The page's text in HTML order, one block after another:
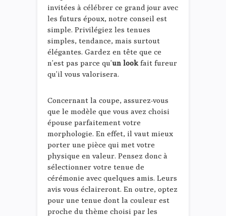
invitées à célébrer ce grand jour avec
les futurs époux, notre conseil est
simple. Privilégiez les tenues
simples, tendance, mais surtout
élégantes. Gardez en tête que ce
n’est pas parce qu’un look fait fureur
qu’il vous valorisera.
Concernant la coupe, assurez-vous
que le modèle que vous avez choisi
épouse parfaitement votre
morphologie. En effet, il vaut mieux
porter une pièce qui met votre
physique en valeur. Pensez donc à
sélectionner votre tenue de
cérémonie avec quelques amis. Leurs
avis vous éclaireront. En outre, optez
pour une tenue dont la couleur est
proche du thème choisi par les